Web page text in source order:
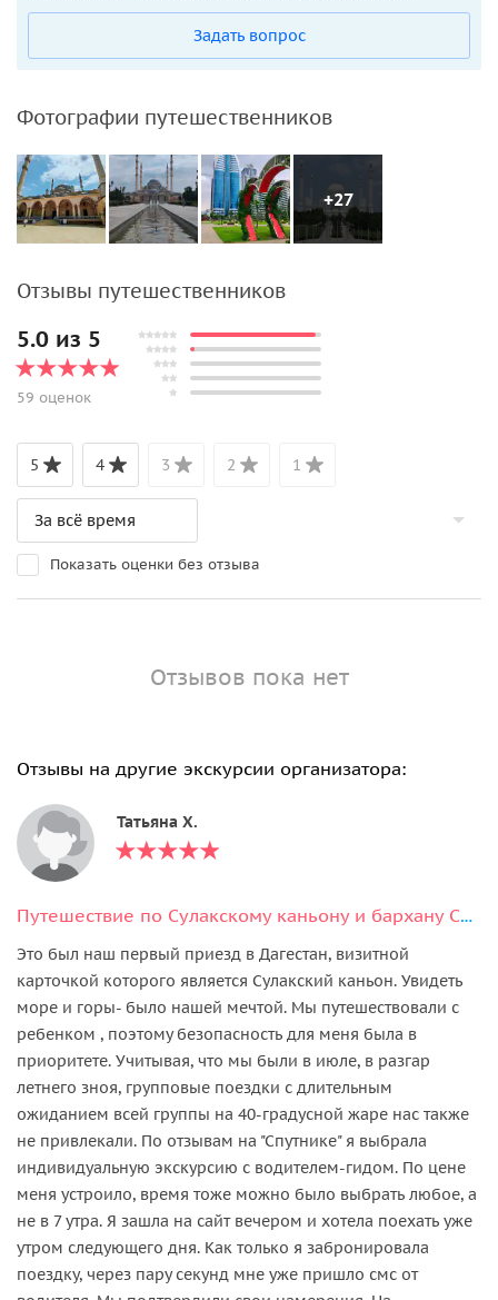
Задать вопрос
Фотографии путешественников
+27
Отзывы путешественников
5.0 из 5
59 оценок
5 4 3 2 1
Показать оценки без отзыва
Отзывов пока нет
Отзывы на другие экскурсии организатора:
Татьяна Х.
Путешествие по Сулакскому каньону и бархану Сары-Кум
Это был наш первый приезд в Дагестан, визитной
карточкой которого является Сулакский каньон. Увидеть
море и горы- было нашей мечтой. Мы путешествовали с
ребенком , поэтому безопасность для меня была в
приоритете. Учитывая, что мы были в июле, в разгар
летнего зноя, групповые поездки с длительным
ожиданием всей группы на 40-градусной жаре нас также
не привлекали. По отзывам на "Спутнике" я выбрала
индивидуальную экскурсию с водителем-гидом. По цене
меня устроило, время тоже можно было выбрать любое, а
не в 7 утра. Я зашла на сайт вечером и хотела поехать уже
утром следующего дня. Как только я забронировала
поездку, через пару секунд мне уже пришло смс от